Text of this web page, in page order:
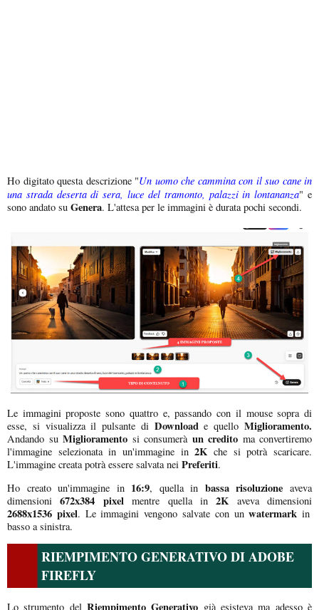
Ho digitato questa descrizione "Un uomo che cammina con il suo cane in
una strada deserta di sera, luce del tramonto, palazzi in lontananza" e
sono andato su Genera. L'attesa per le immagini è durata pochi secondi.
Le immagini proposte sono quattro e, passando con il mouse sopra di
esse, si visualizza il pulsante diDownloade quelloMiglioramento.
Andando su Miglioramento si consumerà un credito ma convertiremo
l'immagine selezionata in un'immagine in2K che si potrà scaricare.
L'immagine creata potrà essere salvata nei Preferiti.
Ho creato un'immagine in 16:9, quella in bassa risoluzione aveva
dimensioni672x384 pixelmentre quella in2K aveva dimensioni
2688x1536 pixel. Le immagini vengono salvate con unwatermarkin
basso a sinistra.
RIEMPIMENTO GENERATIVO DI ADOBE
FIREFLY
Lo strumento del Riempimento Generativo già esisteva ma adesso è